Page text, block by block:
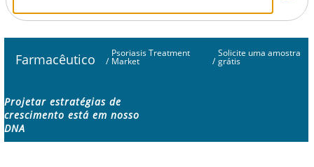
Farmacêutico /
Psoriasis Treatment
Market /
Solicite uma amostra
grátis
Projetar estratégias de
crescimento está em nosso
DNA